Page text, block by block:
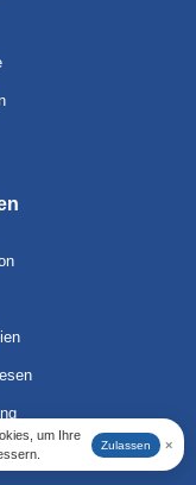
um Ihre
Zulassen ×